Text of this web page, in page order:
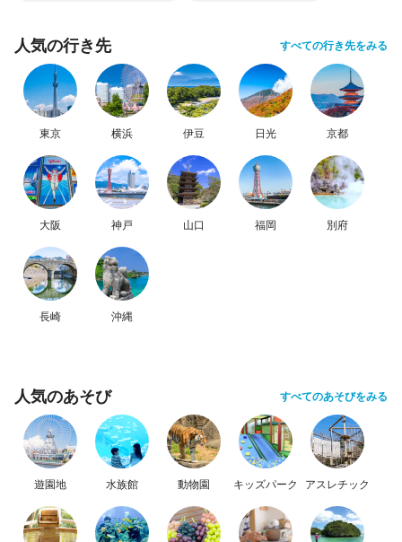
人気の行き先 すべての行き先をみる
東京 横浜 伊豆 日光 京都
大阪 神戸 山口 福岡 別府
長崎 沖縄
人気のあそび すべてのあそびをみる
遊園地 水族館 動物園 キッズパーク アスレチック